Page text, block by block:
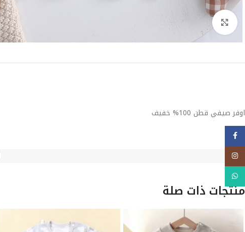
Click to enlarge
اوفر صيفي قطن 100% خفيف
منتجات ذات صلة